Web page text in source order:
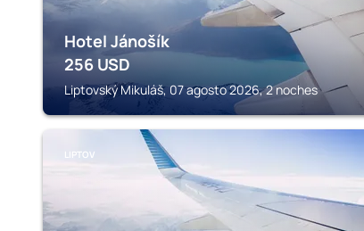
Hotel Jánošík
256 USD
Liptovský Mikuláš, 07 agosto 2026, 2 noches
LIPTOV